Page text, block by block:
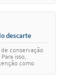
descarte
conservação
isso,
como